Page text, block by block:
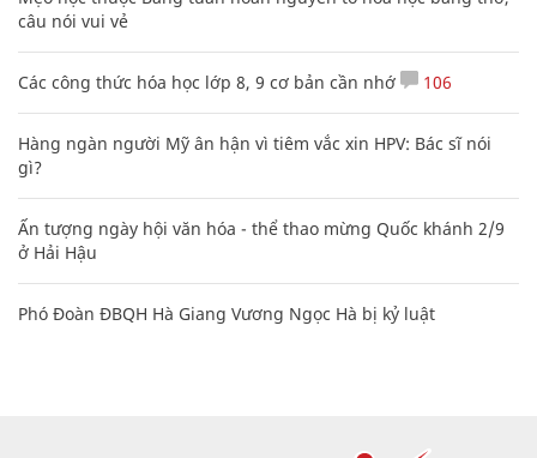
câu nói vui vẻ
Các công thức hóa học lớp 8, 9 cơ bản cần nhớ 106
Hàng ngàn người Mỹ ân hận vì tiêm vắc xin HPV: Bác sĩ nói
gì?
Ấn tượng ngày hội văn hóa - thể thao mừng Quốc khánh 2/9
ở Hải Hậu
Phó Đoàn ĐBQH Hà Giang Vương Ngọc Hà bị kỷ luật